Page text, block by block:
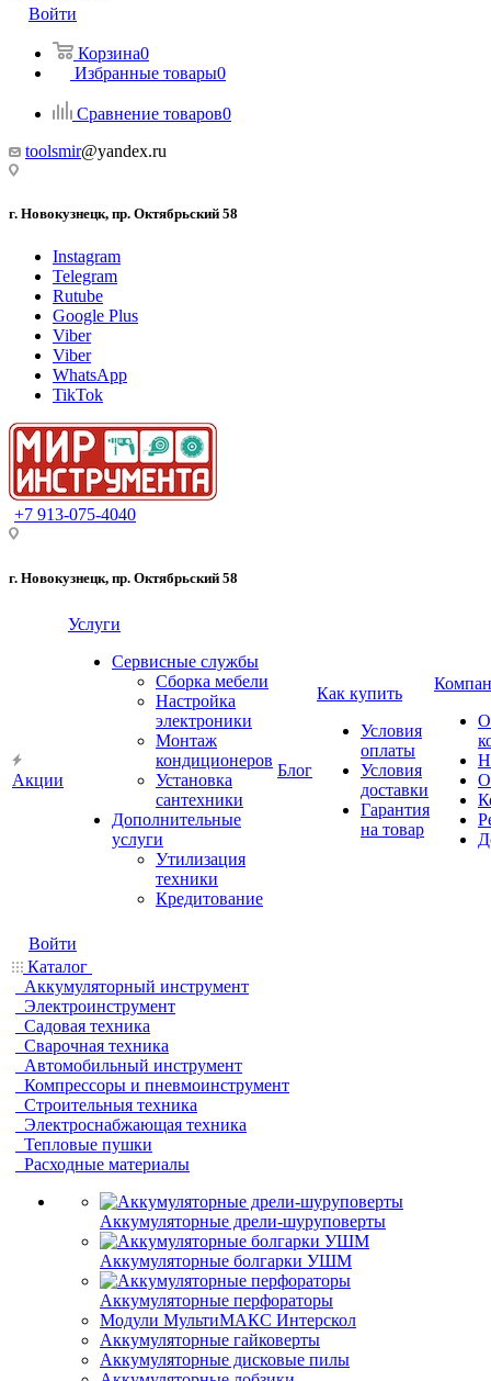
Войти
Корзина0
Избранные товары0
Сравнение товаров0
toolsmir@yandex.ru
г. Новокузнецк, пр. Октябрьский 58
Instagram
Telegram
Rutube
Google Plus
Viber
Viber
WhatsApp
TikTok
+7 913-075-4040
г. Новокузнецк, пр. Октябрьский 58
Акции
Услуги
Сервисные службы
Сборка мебели
Настройка
электроники
Монтаж
кондиционеров
Установка
сантехники
Дополнительные
услуги
Утилизация
техники
Кредитование
Блог
Как купить
Условия
оплаты
Условия
доставки
Гарантия
на товар
О
Войти
Каталог
Аккумуляторный инструмент
Электроинструмент
Садовая техника
Сварочная техника
Автомобильный инструмент
Компрессоры и пневмоинструмент
Строительныя техника
Электроснабжающая техника
Тепловые пушки
Расходные материалы
Аккумуляторные дрели-шуруповерты
Аккумуляторные болгарки УШМ
Аккумуляторные перфораторы
Модули МультиМАКС Интерскол
Аккумуляторные гайковерты
Аккумуляторные дисковые пилы